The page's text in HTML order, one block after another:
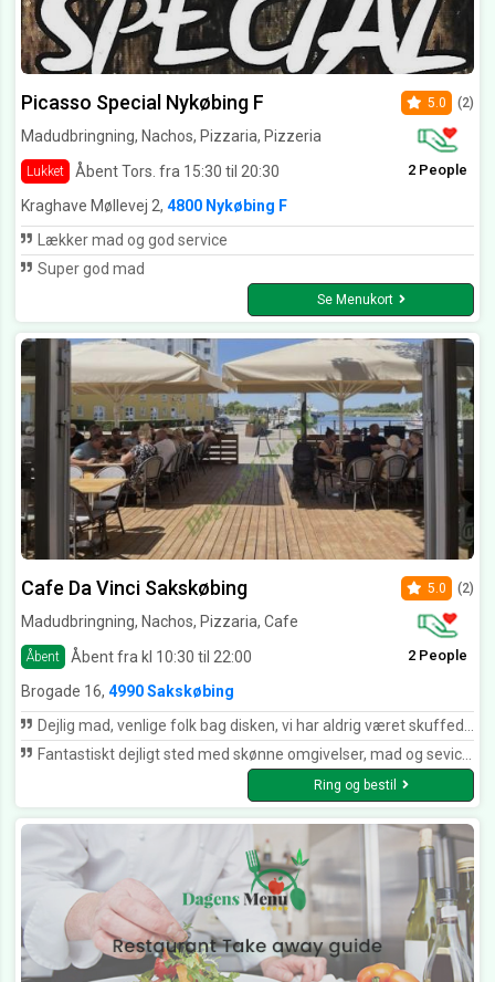
Picasso Special Nykøbing F
Madudbringning, Nachos, Pizzaria, Pizzeria
Lukket Åbent Tors. fra 15:30 til 20:30
5.0 (2)
2 People
Kraghave Møllevej 2, 4800 Nykøbing F
Lækker mad og god service
Super god mad
Se Menukort
Cafe Da Vinci Sakskøbing
Madudbringning, Nachos, Pizzaria, Cafe
Åbent Åbent fra kl 10:30 til 22:00
5.0 (2)
2 People
Brogade 16, 4990 Sakskøbing
Dejlig mad, venlige folk bag disken, vi har aldrig været skuffede når vi har fået mad herfra, vores varmeste anbefalinger. Tak for mad🥰
Fantastiskt dejligt sted med skønne omgivelser, mad og sevice er ????. Dette er virkelig mit yndlingssted i byen. Maden ordnes på en meget kunstnerisk måde. Det er rent faktiskt kunst, som til og med smager guddommeligt. Tak Café Da Vinci
Ring og bestil